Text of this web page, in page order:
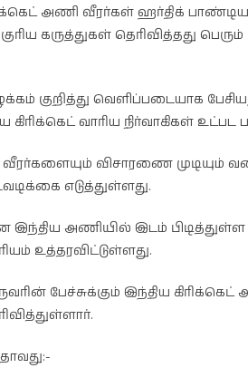
அணி வீரர்கள் ஹர்திக்
கருத்துகள் தெரிவித்தது பெரும்
குறித்து வெளிப்படையாக
வாரிய நிர்வாகிகள் உட்பட
வீரர்களையும் விசாரணை முடியும்
எடுத்துள்ளது.
இந்திய அணியில் இடம்
உத்தரவிட்டுள்ளது.
பேச்சுக்கும் இந்திய